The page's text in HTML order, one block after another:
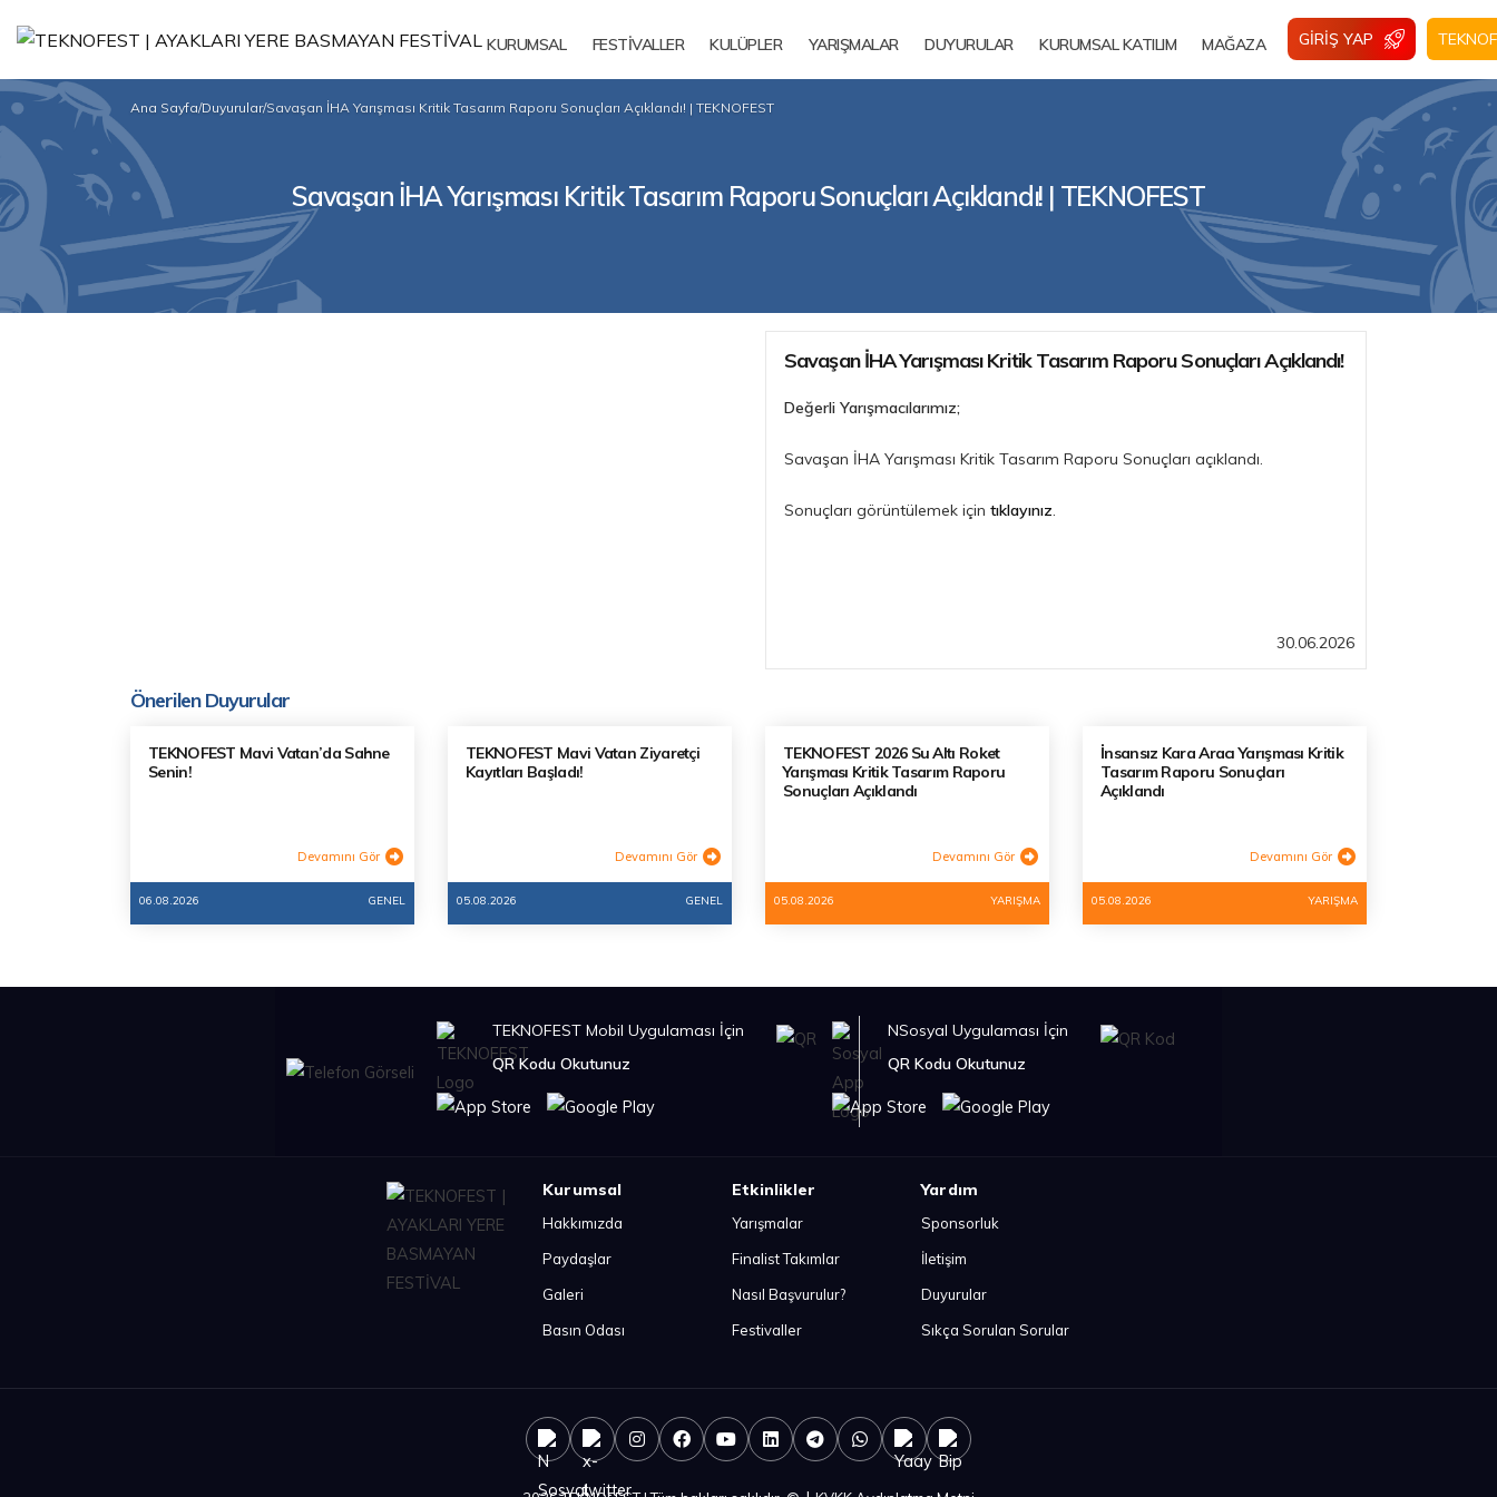
KURUMSAL FESTİVALLER KULÜPLER YARIŞMALAR DUYURULAR KURUMSAL KATILIM MAĞAZA GIRIŞ YAP
Ana Sayfa/Duyurular/Savaşan İHA Yarışması Kritik Tasarım Raporu Sonuçları Açıklandı! | TEKNOFEST
Savaşan İHA Yarışması Kritik Tasarım Raporu Sonuçları Açıklandı! | TEKNOFEST
Savaşan İHA Yarışması Kritik Tasarım Raporu Sonuçları Açıklandı!
Değerli Yarışmacılarımız;
Savaşan İHA Yarışması Kritik Tasarım Raporu Sonuçları açıklandı.
Sonuçları görüntülemek için tıklayınız.
30.06.2026
Önerilen Duyurular
TEKNOFEST Mavi Vatan’da Sahne
Senin!
Devamını Gör
06.08.2026 GENEL
TEKNOFEST Mavi Vatan Ziyaretçi
Kayıtları Başladı!
Devamını Gör
05.08.2026 GENEL
TEKNOFEST 2026 Su Altı Roket
Yarışması Kritik Tasarım Raporu
Sonuçları Açıklandı
Devamını Gör
05.08.2026 YARIŞMA
İnsansız Kara Aracı Yarışması Kritik
Tasarım Raporu Sonuçları
Açıklandı
Devamını Gör
05.08.2026 YARIŞMA
TEKNOFEST Mobil Uygulaması İçin
QR Kodu Okutunuz
NSosyal Uygulaması İçin
QR Kodu Okutunuz
Kurumsal
Hakkımızda
Paydaşlar
Galeri
Basın Odası
Etkinlikler
Yarışmalar
Finalist Takımlar
Nasıl Başvurulur?
Festivaller
Yardım
Sponsorluk
İletişim
Duyurular
Sıkça Sorulan Sorular